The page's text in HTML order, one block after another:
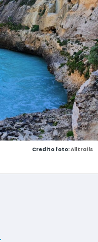
Credito foto:Alltrails